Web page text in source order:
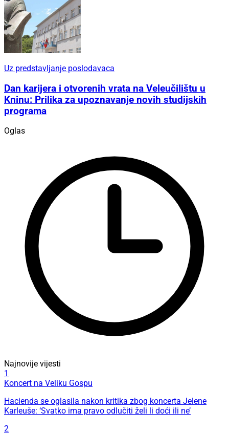
Uz predstavljanje poslodavaca
Dan karijera i otvorenih vrata na Veleučilištu u
Kninu: Prilika za upoznavanje novih studijskih
programa
Oglas
Najnovije vijesti
1
Koncert na Veliku Gospu
Hacienda se oglasila nakon kritika zbog koncerta Jelene
Karleuše: ‘Svatko ima pravo odlučiti želi li doći ili ne’
2